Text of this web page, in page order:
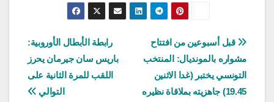
تصفّح
المقالات
رابطة الأبطال الأوروبية:
باريس سان جيرمان يحرز
اللقب للمرة الثانية على
التوالي
قبل أسبوعين من افتتاح
مشواره بالمونديال: المنتخب
التونسي يختبر (غدا الاثنين
19.45) جاهزيته بملاقاة نظيره